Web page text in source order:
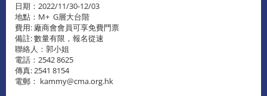
日期：2022/11/30-12/03
地點：M+ G層大台階
費用: 廠商會會員可享免費門票
備註: 數量有限，報名從速
聯絡人：郭小姐
電話：2542 8625
傳真: 2541 8154
電郵： kammy@cma.org.hk